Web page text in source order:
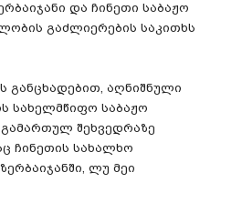
და ჩინეთი საბაჟო
გაძლიერების საკითხს
განცხადებით აღნიშნული
სახელმწიფო საბაჟო
გამართულ შეხვედრაზე
ჩინეთის სახალხო
ლუ მეი